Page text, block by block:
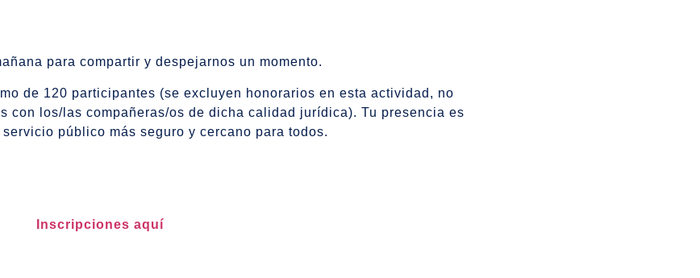
para compartir y despejarnos un momento.
de 120 participantes (se excluyen honorarios en esta actividad, no
con los/las compañeras/os de dicha calidad jurídica). Tu presencia es
público más seguro y cercano para todos.
Inscripciones aquí